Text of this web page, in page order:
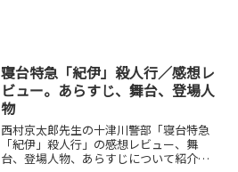
寝台特急「紀伊」殺人行／感想レ
ビュー。あらすじ、舞台、登場人
物
西村京太郎先生の十津川警部「寝台特急
「紀伊」殺人行」の感想レビュー、舞
台、登場人物、あらすじについて紹介し